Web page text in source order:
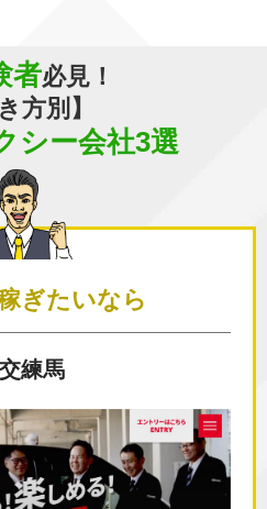
者必見！
方別】
シー会社3選
ぎたいなら
練馬